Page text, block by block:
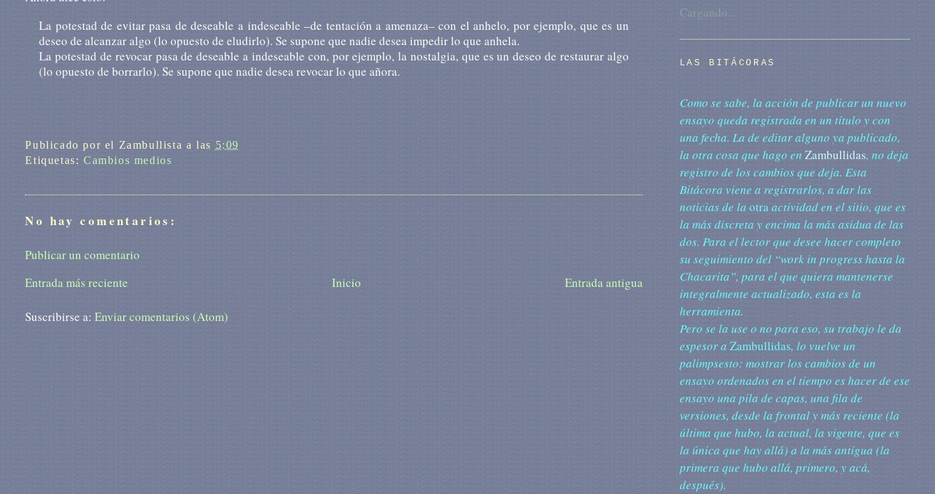
La potestad de evitar pasa de deseable a indeseable –de tentación a amenaza– con el anhelo, por ejemplo, que es un
deseo de alcanzar algo (lo opuesto de eludirlo). Se supone que nadie desea impedir lo que anhela.
La potestad de revocar pasa de deseable a indeseable con, por ejemplo, la nostalgia, que es un deseo de restaurar algo
(lo opuesto de borrarlo). Se supone que nadie desea revocar lo que añora.
Publicado por el Zambullista a las 5:09
Etiquetas:Cambios medios
No hay comentarios:
Publicar un comentario
Entrada más reciente
Entrada antigua
Inicio
Suscribirse a:Enviar comentarios (Atom)
Cargando...
LAS BITÁCORAS
Como se sabe, la acción de publicar un nuevo
ensayo queda registrada en un título y con
una fecha. La de editar alguno ya publicado,
la otra cosa que hago en Zambullidas, no deja
registro de los cambios que deja. Esta
Bitácora viene a registrarlos, a dar las
noticias de la otraactividad en el sitio, que es
la más discreta y encima la más asidua de las
dos. Para el lector que desee hacer completo
su seguimiento del “work in progress hasta la
Chacarita”, para el que quiera mantenerse
integralmente actualizado, esta es la
herramienta.
Pero se la use o no para eso, su trabajo le da
espesor a Zambullidas, lo vuelve un
palimpsesto: mostrar los cambios de un
ensayo ordenados en el tiempo es hacer de ese
ensayo una pila de capas, una fila de
versiones, desde la frontal y más reciente (la
última que hubo, la actual, la vigente, que es
la única que hay allá) a la más antigua (la
primera que hubo allá, primero, y acá,
después).